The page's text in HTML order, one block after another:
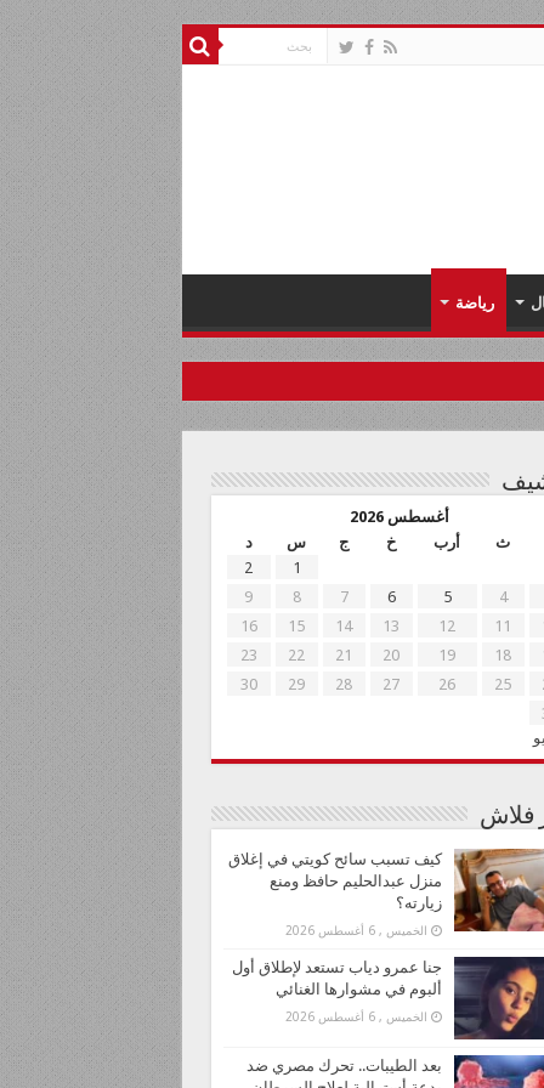
رياضة
أغسطس 2026
ث أرب خ ج س
د
1
2
4
5
6
7
8
9
11
12
13
14
15
16
18
19
20
21
22
23
25
26
27
28
29
30
فلاش
كيف تسبب سائح كويتي في إغلاق
منزل عبدالحليم حافظ ومنع
زيارته؟
الخميس , 6 أغسطس 2026
جنا عمرو دياب تستعد لإطلاق أول
ألبوم في مشوارها الغنائي
الخميس , 6 أغسطس 2026
بعد الطيبات.. تحرك مصري ضد